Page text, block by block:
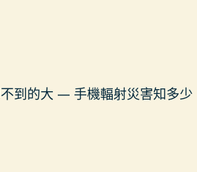
到的大 — 手機輻射災害知多少